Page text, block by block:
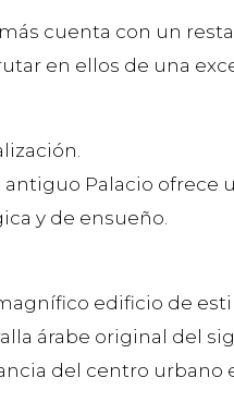
cuenta con un
en ellos de una
antiguo Palacio ofrece
y de ensueño.
edificio de
árabe original del
del centro urbano